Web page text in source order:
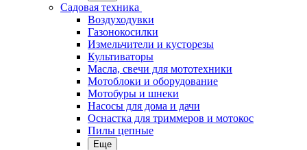
Садовая техника
Воздуходувки
Газонокосилки
Измельчители и кусторезы
Культиваторы
Масла, свечи для мототехники
Мотоблоки и оборудование
Мотобуры и шнеки
Насосы для дома и дачи
Оснастка для триммеров и мотокос
Пилы цепные
Еще